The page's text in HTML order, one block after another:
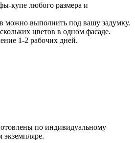
купе любого размера и
можно выполнить под вашу задумку.
цветов в одном фасаде.
1-2 рабочих дней.
по индивидуальному
экземпляре.